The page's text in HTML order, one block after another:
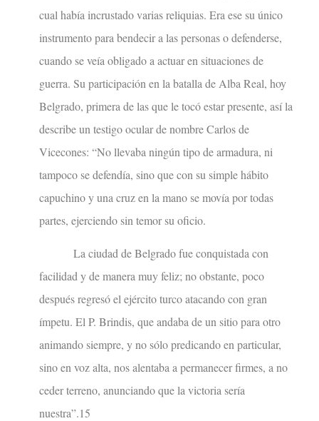
cual había incrustado varias reliquias. Era ese su único
instrumento para bendecir a las personas o defenderse,
cuando se veía obligado a actuar en situaciones de
guerra. Su participación en la batalla de Alba Real, hoy
Belgrado, primera de las que le tocó estar presente, así la
describe un testigo ocular de nombre Carlos de
Vicecones: “No llevaba ningún tipo de armadura, ni
tampoco se defendía, sino que con su simple hábito
capuchino y una cruz en la mano se movía por todas
partes, ejerciendo sin temor su oficio.
La ciudad de Belgrado fue conquistada con
facilidad y de manera muy feliz; no obstante, poco
después regresó el ejército turco atacando con gran
ímpetu. El P. Brindis, que andaba de un sitio para otro
animando siempre, y no sólo predicando en particular,
sino en voz alta, nos alentaba a permanecer firmes, a no
ceder terreno, anunciando que la victoria sería
nuestra”.15